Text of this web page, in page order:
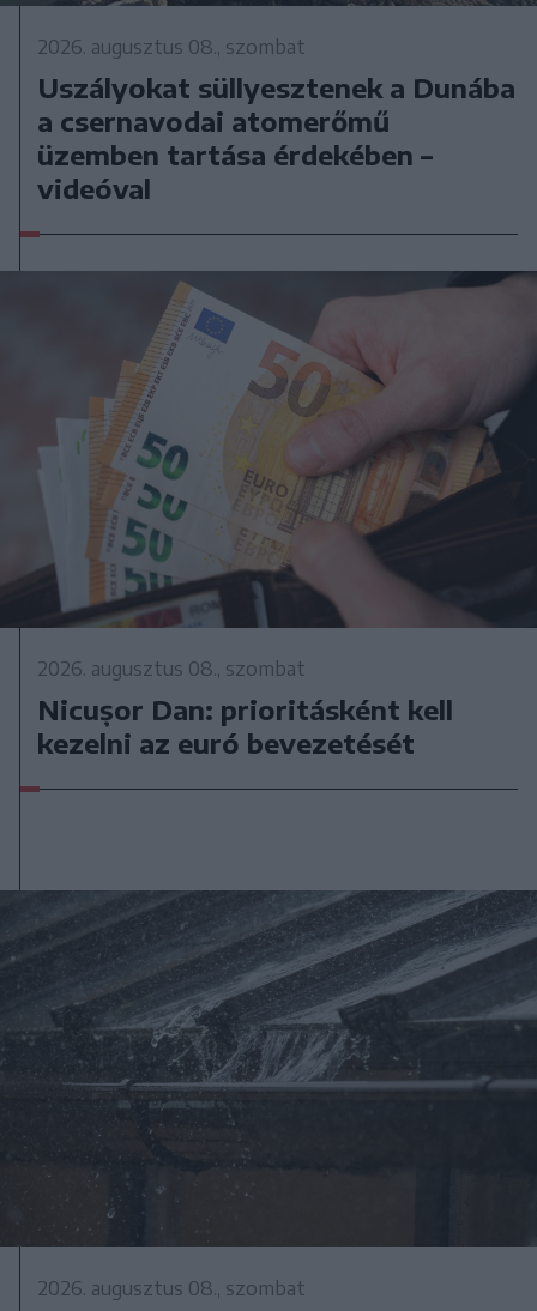
2026. augusztus 08., szombat
Uszályokat süllyesztenek a Dunába
a csernavodai atomerőmű
üzemben tartása érdekében –
videóval
2026. augusztus 08., szombat
Nicușor Dan: prioritásként kell
kezelni az euró bevezetését
2026. augusztus 08., szombat